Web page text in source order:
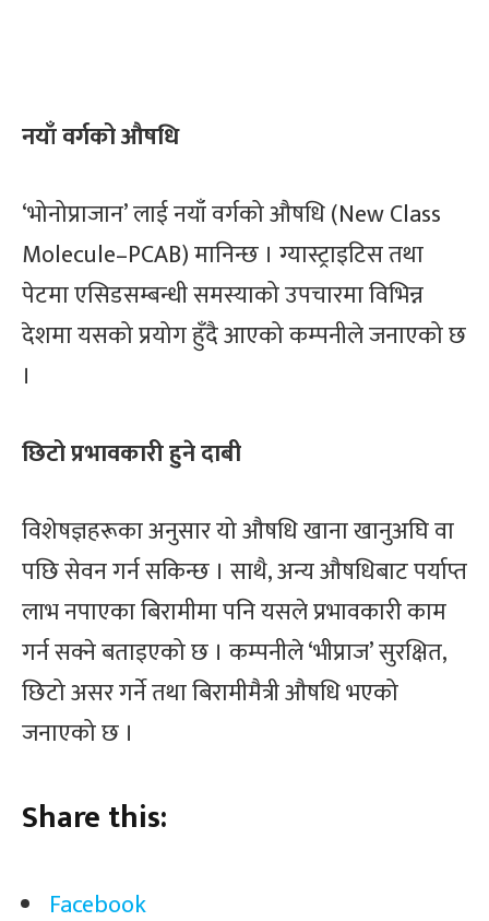
नयाँ वर्गको औषधि
‘भोनोप्राजान’ लाई नयाँ वर्गको औषधि (New Class
Molecule–PCAB) मानिन्छ । ग्यास्ट्राइटिस तथा
पेटमा एसिडसम्बन्धी समस्याको उपचारमा विभिन्न
देशमा यसको प्रयोग हुँदै आएको कम्पनीले जनाएको छ
।
छिटो प्रभावकारी हुने दाबी
विशेषज्ञहरूका अनुसार यो औषधि खाना खानुअघि वा
पछि सेवन गर्न सकिन्छ । साथै, अन्य औषधिबाट पर्याप्त
लाभ नपाएका बिरामीमा पनि यसले प्रभावकारी काम
गर्न सक्ने बताइएको छ । कम्पनीले ‘भीप्राज’ सुरक्षित,
छिटो असर गर्ने तथा बिरामीमैत्री औषधि भएको
जनाएको छ ।
Share this:
Facebook